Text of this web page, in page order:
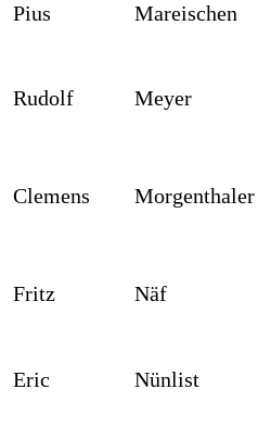
Pius Mareischen
Rudolf Meyer
Clemens Morgenthaler
Fritz Näf
Eric Nünlist